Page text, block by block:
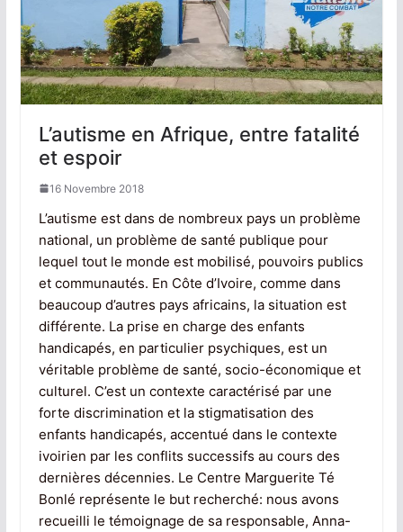
L’autisme en Afrique, entre fatalité
et espoir
16 Novembre 2018
L’autisme est dans de nombreux pays un problème
national, un problème de santé publique pour
lequel tout le monde est mobilisé, pouvoirs publics
et communautés. En Côte d’Ivoire, comme dans
beaucoup d’autres pays africains, la situation est
différente. La prise en charge des enfants
handicapés, en particulier psychiques, est un
véritable problème de santé, socio-économique et
culturel. C’est un contexte caractérisé par une
forte discrimination et la stigmatisation des
enfants handicapés, accentué dans le contexte
ivoirien par les conflits successifs au cours des
dernières décennies. Le Centre Marguerite Té
Bonlé représente le but recherché: nous avons
recueilli le témoignage de sa responsable, Anna-